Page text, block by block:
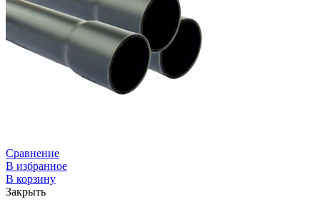
Сравнение
В избранное
В корзину
Закрыть